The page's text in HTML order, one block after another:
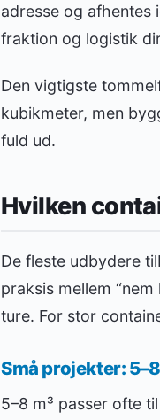
adresse og
fraktion og logistik
Den vigtigste
kubikmeter, men
fuld ud.
Hvilken
De fleste udbydere
praksis mellem
ture. For stor
Små projekter:
5–8 m³ passer ofte